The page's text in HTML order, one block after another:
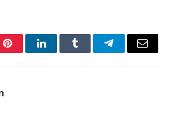
PinterestLinkedInTumblr TelegramEmail